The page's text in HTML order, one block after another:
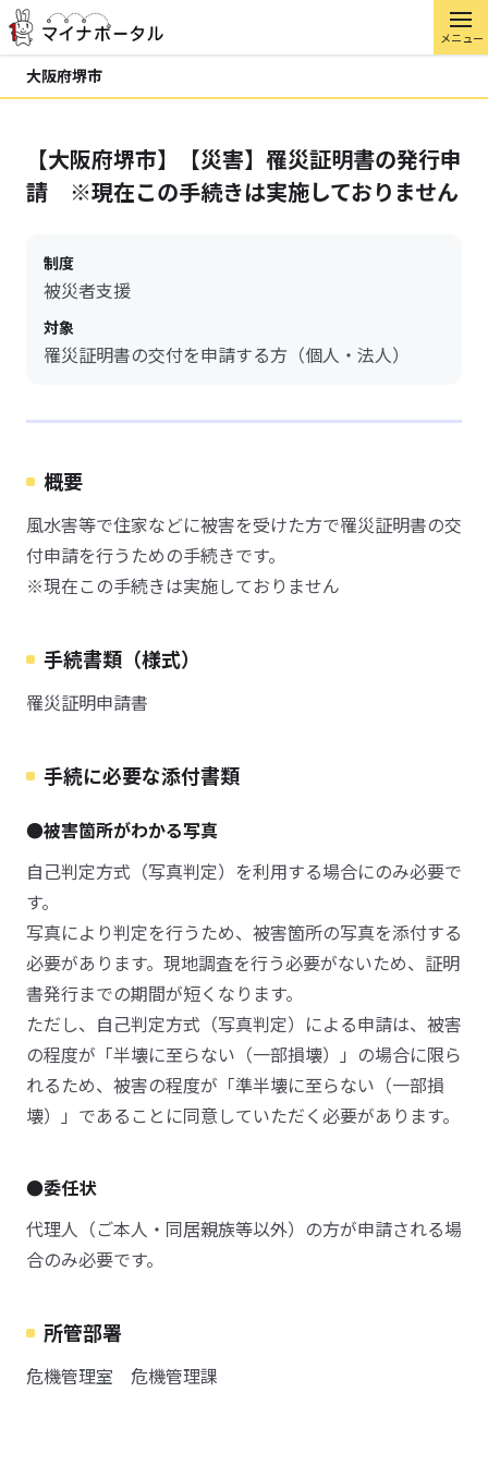
メニュー
大阪府堺市
【大阪府堺市】【災害】罹災証明書の発行申
請 ※現在この手続きは実施しておりません
制度
被災者支援
対象
罹災証明書の交付を申請する方（個人・法人）
概要
風水害等で住家などに被害を受けた方で罹災証明書の交
付申請を行うための手続きです。
※現在この手続きは実施しておりません
手続書類（様式）
罹災証明申請書
手続に必要な添付書類
●被害箇所がわかる写真
自己判定方式（写真判定）を利用する場合にのみ必要で
す。
写真により判定を行うため、被害箇所の写真を添付する
必要があります。現地調査を行う必要がないため、証明
書発行までの期間が短くなります。
ただし、自己判定方式（写真判定）による申請は、被害
の程度が「半壊に至らない（一部損壊）」の場合に限ら
れるため、被害の程度が「準半壊に至らない（一部損
壊）」であることに同意していただく必要があります。
●委任状
代理人（ご本人・同居親族等以外）の方が申請される場
合のみ必要です。
所管部署
危機管理室 危機管理課